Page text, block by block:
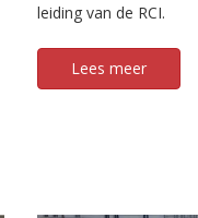
leiding van de RCI.
Lees meer